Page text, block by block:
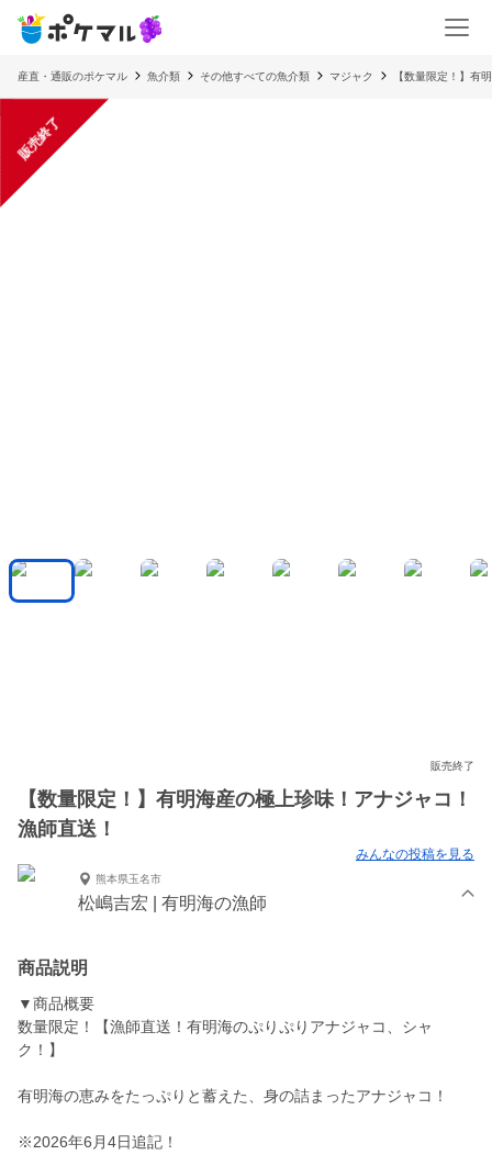
産直・通販のポケマル 魚介類 その他すべての魚介類 マジャク 【数量限定！】有
販売終了
販売終了
【数量限定！】有明海産の極上珍味！アナジャコ！
漁師直送！
みんなの投稿を見る
熊本県玉名市
松嶋吉宏 | 有明海の漁師
商品説明
▼商品概要
数量限定！【漁師直送！有明海のぷりぷりアナジャコ、シャ
ク！】
有明海の恵みをたっぷりと蓄えた、身の詰まったアナジャコ！
※2026年6月4日追記！